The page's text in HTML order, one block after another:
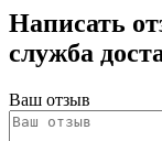
Написать
служба
Ваш отзыв